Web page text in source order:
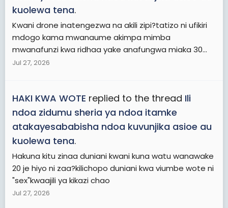
kuolewa tena.
Kwani drone inatengezwa na akili zipi?tatizo ni ufikiri
mdogo kama mwanaume akimpa mimba
mwanafunzi kwa ridhaa yake anafungwa miaka 30...
Jul 27, 2026
HAKI KWA WOTE replied to the thread Ili
ndoa zidumu sheria ya ndoa itamke
atakayesababisha ndoa kuvunjika asioe au
kuolewa tena.
Hakuna kitu zinaa duniani kwani kuna watu wanawake
20 je hiyo ni zaa?kilichopo duniani kwa viumbe wote ni
"sex"kwaajili ya kikazi chao
Jul 27, 2026